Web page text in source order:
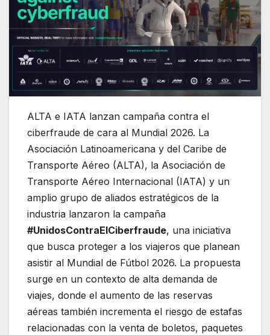
ALTA e IATA lanzan campaña contra el
ciberfraude de cara al Mundial 2026. La
Asociación Latinoamericana y del Caribe de
Transporte Aéreo (ALTA), la Asociación de
Transporte Aéreo Internacional (IATA) y un
amplio grupo de aliados estratégicos de la
industria lanzaron la campaña
#UnidosContraElCiberfraude, una iniciativa
que busca proteger a los viajeros que planean
asistir al Mundial de Fútbol 2026. La propuesta
surge en un contexto de alta demanda de
viajes, donde el aumento de las reservas
aéreas también incrementa el riesgo de estafas
relacionadas con la venta de boletos, paquetes